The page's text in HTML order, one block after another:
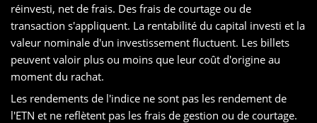
réinvesti, net de frais. Des frais de courtage ou de
transaction s'appliquent. La rentabilité du capital investi et la
valeur nominale d'un investissement fluctuent. Les billets
peuvent valoir plus ou moins que leur coût d'origine au
moment du rachat.
Les rendements de l'indice ne sont pas les rendement de
l'ETN et ne reflètent pas les frais de gestion ou de courtage.